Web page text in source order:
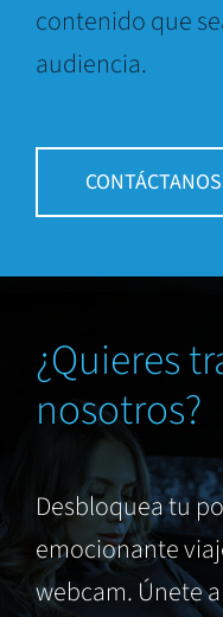
contenido que
audiencia.
CONTÁCTANOS
¿Quieres
nosotros?
Desbloquea tu
emocionante
webcam. Únete